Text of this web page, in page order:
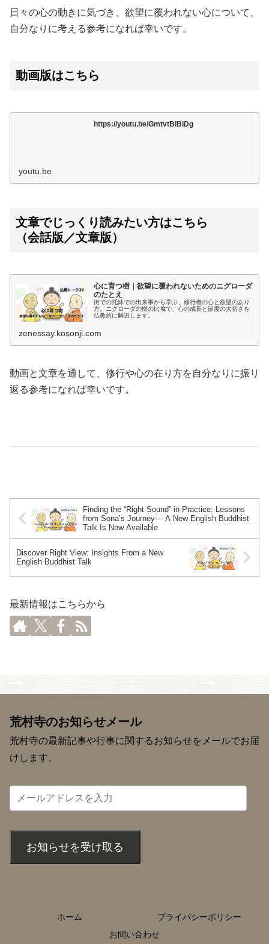
日々の心の動きに気づき、欲望に覆われない心について、
自分なりに考える参考になれば幸いです。
動画版はこちら
https://youtu.be/GmtvtBiBiDg
youtu.be
文章でじっくり読みたい方はこちら
（会話版／文章版）
心に育つ樹｜欲望に覆われないためのニグローダ
のたとえ
街での托鉢での出来事から学ぶ、修行者の心と欲望のあり
方。ニグローダの樹の比喩で、心の成長と節度の大切さを
仏教的に解説します。
zenessay.kosonji.com
動画と文章を通して、修行や心の在り方を自分なりに振り
返る参考になれば幸いです。
Finding the “Right Sound” in Practice: Lessons
from Sona’s Journey— A New English Buddhist
Talk Is Now Available
Discover Right View: Insights From a New
English Buddhist Talk
最新情報はこちらから
荒村寺のお知らせメール
荒村寺の最新記事や行事に関するお知らせをメールでお届
けします。
お知らせを受け取る
ホーム
プライバシーポリシー
お問い合わせ